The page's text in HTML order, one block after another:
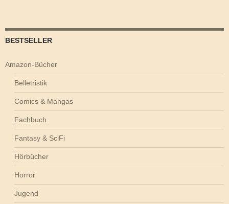
BESTSELLER
Amazon-Bücher
Belletristik
Comics & Mangas
Fachbuch
Fantasy & SciFi
Hörbücher
Horror
Jugend